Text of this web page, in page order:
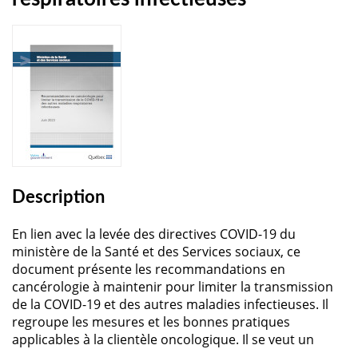
Description
En lien avec la levée des directives COVID-19 du
ministère de la Santé et des Services sociaux, ce
document présente les recommandations en
cancérologie à maintenir pour limiter la transmission
de la COVID-19 et des autres maladies infectieuses. Il
regroupe les mesures et les bonnes pratiques
applicables à la clientèle oncologique. Il se veut un